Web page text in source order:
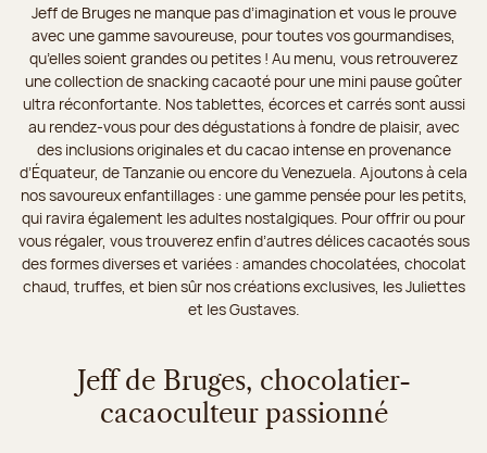
Jeff de Bruges ne manque pas d’imagination et vous le prouve
avec une gamme savoureuse, pour toutes vos gourmandises,
qu’elles soient grandes ou petites ! Au menu, vous retrouverez
une collection de snacking cacaoté pour une mini pause goûter
ultra réconfortante. Nos tablettes, écorces et carrés sont aussi
au rendez-vous pour des dégustations à fondre de plaisir, avec
des inclusions originales et du cacao intense en provenance
d’Équateur, de Tanzanie ou encore du Venezuela. Ajoutons à cela
nos savoureux enfantillages : une gamme pensée pour les petits,
qui ravira également les adultes nostalgiques. Pour offrir ou pour
vous régaler, vous trouverez enfin d’autres délices cacaotés sous
des formes diverses et variées : amandes chocolatées, chocolat
chaud, truffes, et bien sûr nos créations exclusives, les Juliettes
et les Gustaves.
Jeff de Bruges, chocolatier-
cacaoculteur passionné